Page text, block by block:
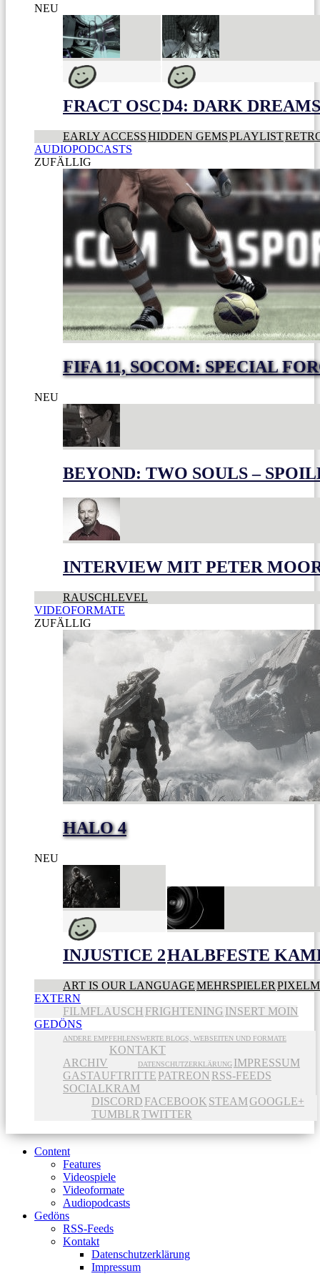
NEU
FRACT OSCD4: DARK
EARLY ACCESSHIDDEN GEMSPLAYLIST
AUDIOPODCASTS
ZUFÄLLIG
FIFA 11, SOCOM: SPECIAL
NEU
BEYOND: TWO SOULS –
INTERVIEW MIT PETER
RAUSCHLEVEL
VIDEOFORMATE
ZUFÄLLIG
HALO 4
NEU
INJUSTICE 2HALBFESTE
ART IS OUR LANGUAGEMEHRSPIELER
EXTERN
FILMFLAUSCH FRIGHTENING INSERT MOIN
GEDÖNS
ANDERE EMPFEHLENSWERTE BLOGS, WEBSEITEN UND FORMATE
ARCHIV
KONTAKT
DATENSCHUTZERKLÄRUNG IMPRESSUM
GASTAUFTRITTE PATREON RSS-FEEDS
SOCIALKRAM
DISCORD FACEBOOK STEAMGOOGLE+
TUMBLR TWITTER
Content
Features
Videospiele
Videoformate
Audiopodcasts
Gedöns
RSS-Feeds
Kontakt
Datenschutzerklärung
Impressum